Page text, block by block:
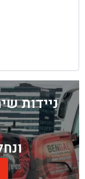
ניידות